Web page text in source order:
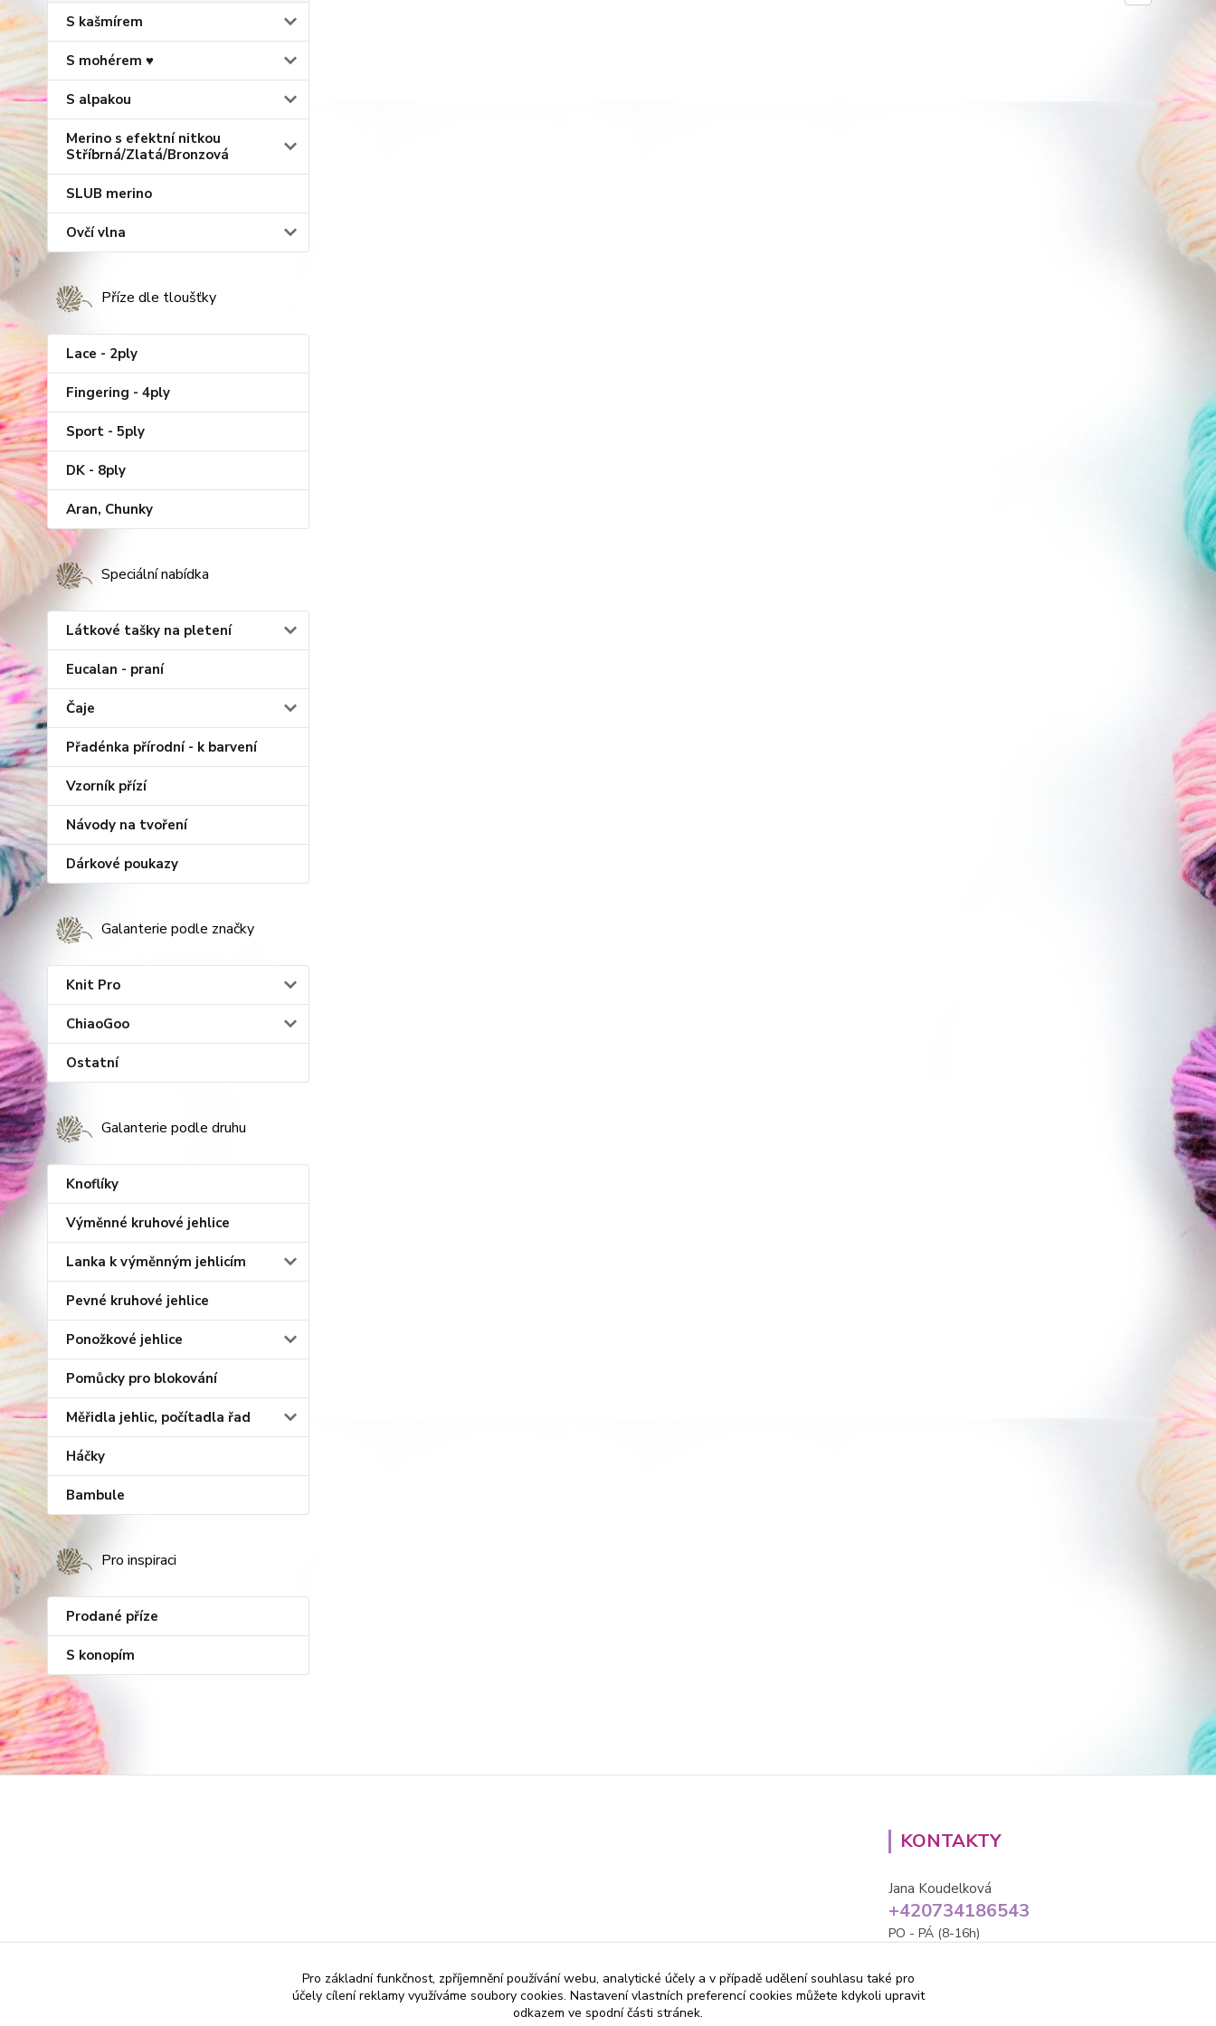
S kašmírem
S mohérem ♥
S alpakou
Merino s efektní nitkou
Stříbrná/Zlatá/Bronzová
SLUB merino
Ovčí vlna
Příze dle tloušťky
Lace - 2ply
Fingering - 4ply
Sport - 5ply
DK - 8ply
Aran, Chunky
Speciální nabídka
Látkové tašky na pletení
Eucalan - praní
Čaje
Přadénka přírodní - k barvení
Vzorník přízí
Návody na tvoření
Dárkové poukazy
Galanterie podle značky
Knit Pro
ChiaoGoo
Ostatní
Galanterie podle druhu
Knoflíky
Výměnné kruhové jehlice
Lanka k výměnným jehlicím
Pevné kruhové jehlice
Ponožkové jehlice
Pomůcky pro blokování
Měřidla jehlic, počítadla řad
Háčky
Bambule
Pro inspiraci
Prodané příze
S konopím
KONTAKTY
Jana Koudelková
+420734186543
PO - PÁ (8-16h)
Pro základní funkčnost, zpříjemnění používání webu, analytické účely a v případě udělení souhlasu také pro
účely cílení reklamy využíváme soubory cookies. Nastavení vlastních preferencí cookies můžete kdykoli upravit
odkazem ve spodní části stránek.